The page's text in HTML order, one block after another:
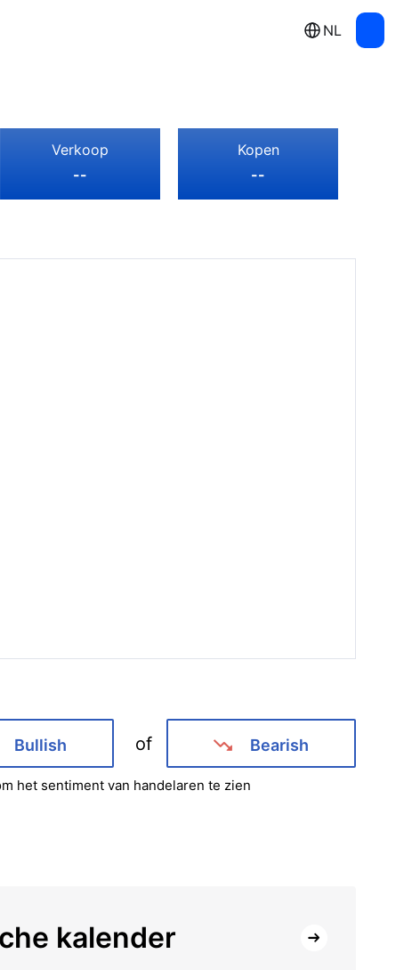
NL
Verkoop
--
Kopen
--
Bullish of Bearish
het sentiment van handelaren te zien
kalender